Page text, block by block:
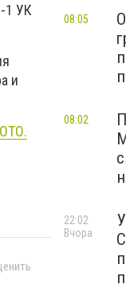
1 УК
и
08:05
08:02
22:02
Вчора